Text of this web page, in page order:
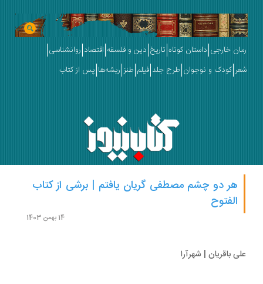
خارجی داستان کوتاه تاریخ دین و فلسفه اقتصاد روانشناسی
کودک و نوجوان طرح جلد فیلم طنز ریشه‌ها پس از کتاب
هر دو چشم مصطفی گریان یافتم | برشی از کتاب
الفتوح
باقریان | شهرآرا